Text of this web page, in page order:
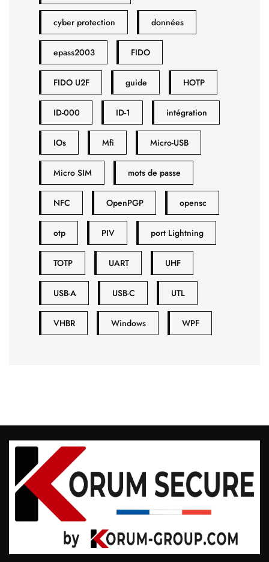
cyber protection données
epass2003 FIDO
FIDO U2F guide HOTP
ID-000 ID-1 intégration
IOs Mfi Micro-USB
Micro SIM mots de passe
NFC OpenPGP opensc
otp PIV port Lightning
TOTP UART UHF
USB-A USB-C UTL
VHBR Windows WPF